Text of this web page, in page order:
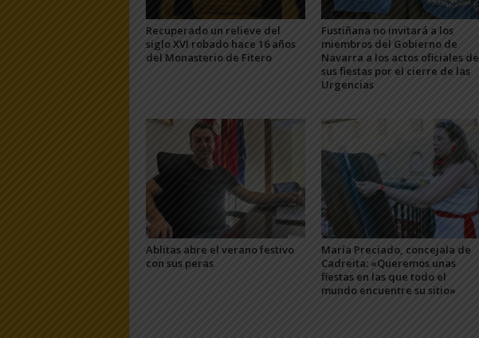
Recuperado un relieve del
siglo XVI robado hace 16 años
del Monasterio de Fitero
Fustiñana no invitará a los
miembros del Gobierno de
Navarra a los actos oficiales de
sus fiestas por el cierre de las
Urgencias
Ablitas abre el verano festivo
con sus peras
María Preciado, concejala de
Cadreita: «Queremos unas
fiestas en las que todo el
mundo encuentre su sitio»